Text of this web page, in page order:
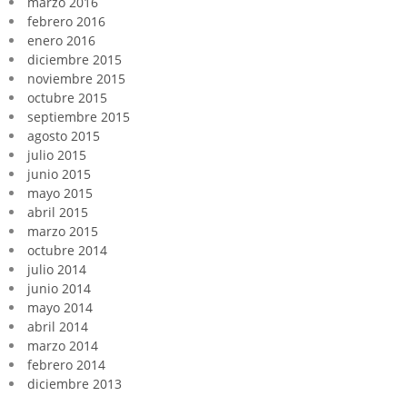
febrero 2016
enero 2016
diciembre 2015
noviembre 2015
octubre 2015
septiembre 2015
agosto 2015
julio 2015
junio 2015
mayo 2015
abril 2015
marzo 2015
octubre 2014
julio 2014
junio 2014
mayo 2014
abril 2014
marzo 2014
febrero 2014
diciembre 2013